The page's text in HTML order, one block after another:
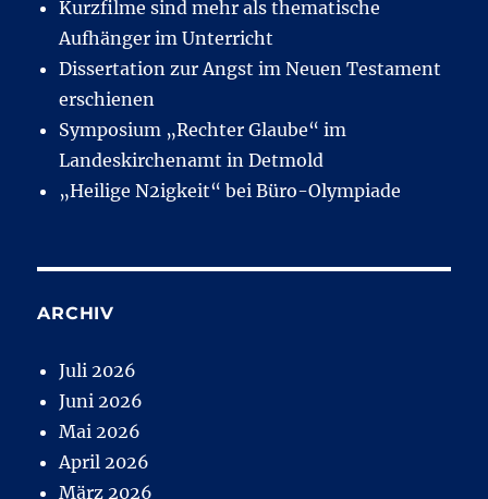
Kurzfilme sind mehr als thematische
Aufhänger im Unterricht
Dissertation zur Angst im Neuen Testament
erschienen
Symposium „Rechter Glaube“ im
Landeskirchenamt in Detmold
„Heilige N2igkeit“ bei Büro-Olympiade
ARCHIV
Juli 2026
Juni 2026
Mai 2026
April 2026
März 2026